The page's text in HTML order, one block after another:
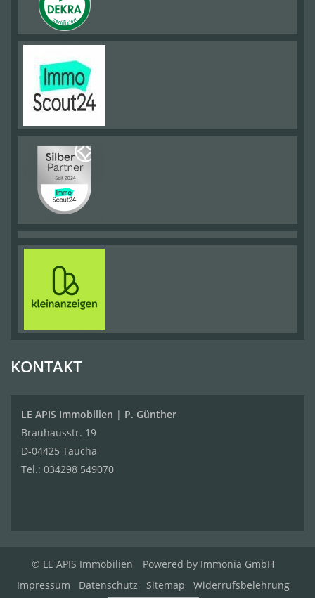
KONTAKT
LE APIS Immobilien | P. Günther
Brauhausstr. 19
D-04425 Taucha
Tel.: 034298 549070
© LE APIS Immobilien Powered by Immonia GmbH
Impressum
Datenschutz Sitemap Widerrufsbelehrung